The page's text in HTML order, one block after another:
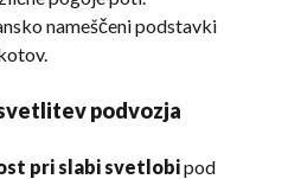
nameščeni podstavki
podvozja
pri slabi svetlobipod